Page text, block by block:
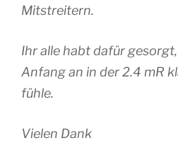
Mitstreitern.
Ihr alle habt dafür
Anfang an in der 2.4 mR
fühle.
Vielen Dank